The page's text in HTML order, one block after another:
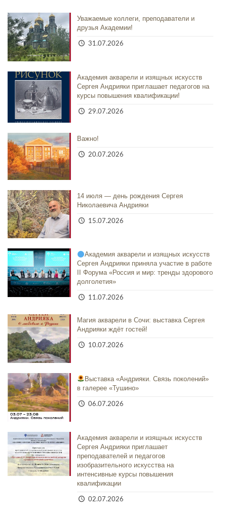
Уважаемые коллеги, преподаватели и
друзья Академии!
31.07.2026
Академия акварели и изящных искусств
Сергея Андрияки приглашает педагогов на
курсы повышения квалификации!
29.07.2026
Важно!
20.07.2026
14 июля — день рождения Сергея
Николаевича Андрияки
15.07.2026
Академия акварели и изящных искусств
Сергея Андрияки приняла участие в работе
II Форума «Россия и мир: тренды здорового
долголетия»
11.07.2026
Магия акварели в Сочи: выставка Сергея
Андрияки ждёт гостей!
10.07.2026
Выставка «Андрияки. Связь поколений»
в галерее «Тушино»
06.07.2026
Академия акварели и изящных искусств
Сергея Андрияки приглашает
преподавателей и педагогов
изобразительного искусства на
интенсивные курсы повышения
квалификации
02.07.2026